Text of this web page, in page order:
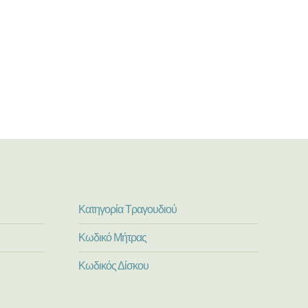
Κατηγορία Τραγουδιού
Κωδικό Μήτρας
Κωδικός Δίσκου